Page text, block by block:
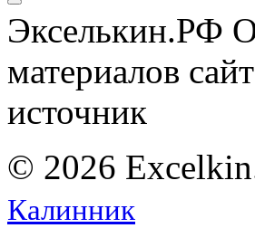
Экселькин.РФ
материалов
источник
© 2026
Калинник